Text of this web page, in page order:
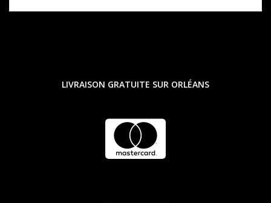
LIVRAISON GRATUITE SUR ORLÉANS